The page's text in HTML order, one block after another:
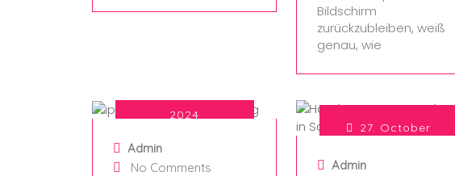
Bildschirm
zurückzubleiben, weiß
genau, wie
2024
Admin
No Comments
27. October
Admin